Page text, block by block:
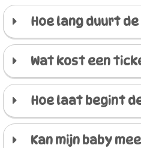
Hoe lang duurt
Wat kost een
Hoe laat begint
Kan mijn baby